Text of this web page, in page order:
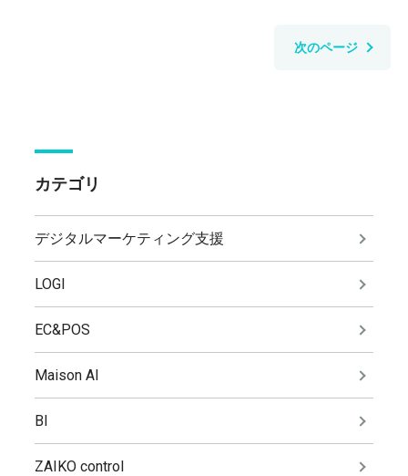
次のページ
カテゴリ
デジタルマーケティング支援
LOGI
EC&POS
Maison AI
BI
ZAIKO control